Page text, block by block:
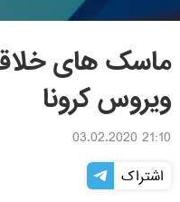
ماسک های
ویروس کرونا
21:10 03.02.2020
اشتراک